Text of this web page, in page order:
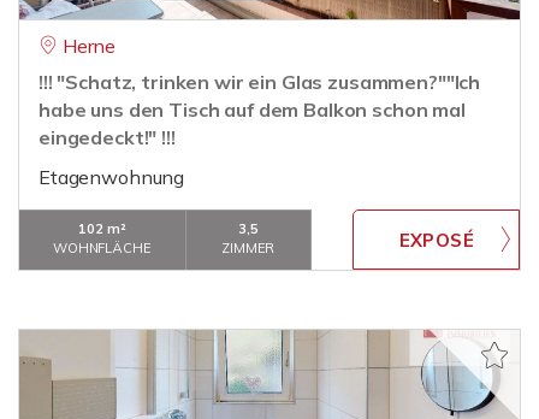
Herne
!!! "Schatz, trinken wir ein Glas zusammen?""Ich
habe uns den Tisch auf dem Balkon schon mal
eingedeckt!" !!!
Etagenwohnung
102 m²
WOHNFLÄCHE
3,5
ZIMMER